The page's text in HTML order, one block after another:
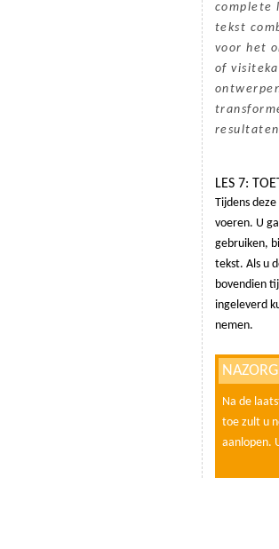
complete
tekst
voor het
of
LES 7:
Tijdens
voeren. U
gebruiken,
tekst. Als u
bovendien
ingeleverd
nemen.
NAZORG
Na de
toe zult u
aanlopen.